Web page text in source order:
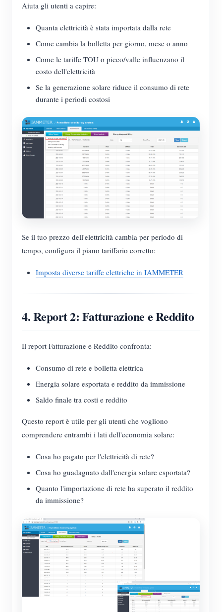
Aiuta gli utenti a capire:
Quanta elettricità è stata importata dalla rete
Come cambia la bolletta per giorno, mese o anno
Come le tariffe TOU o picco/valle influenzano il
costo dell'elettricità
Se la generazione solare riduce il consumo di rete
durante i periodi costosi
Se il tuo prezzo dell'elettricità cambia per periodo di
tempo, configura il piano tariffario corretto:
Imposta diverse tariffe elettriche in IAMMETER
4. Report 2: Fatturazione e Reddito
Il report Fatturazione e Reddito confronta:
Consumo di rete e bolletta elettrica
Energia solare esportata e reddito da immissione
Saldo finale tra costi e reddito
Questo report è utile per gli utenti che vogliono
comprendere entrambi i lati dell'economia solare:
Cosa ho pagato per l'elettricità di rete?
Cosa ho guadagnato dall'energia solare esportata?
Quanto l'importazione di rete ha superato il reddito
da immissione?